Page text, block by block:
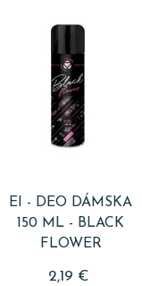
EI - DEO DÁMSKA
150 ML - BLACK
FLOWER
2,19 €